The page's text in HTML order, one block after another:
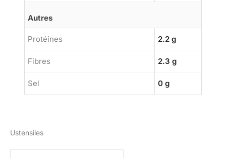
Autres
Protéines 2.2 g
Fibres 2.3 g
Sel 0 g
Ustensiles